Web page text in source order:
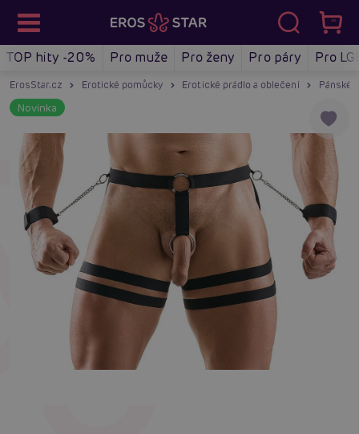
TOP hity -20% Pro muže Pro ženy Pro páry Pro
ErosStar.cz Erotické pomůcky Erotické prádlo a oblečení Pánské
Novinka